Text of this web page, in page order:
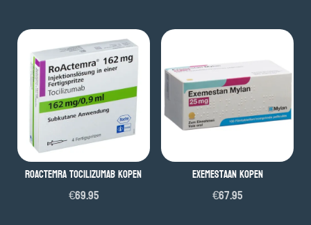
Roactemra Tocilizumab Kopen
€69.95
Exemestaan Kopen
€67.95